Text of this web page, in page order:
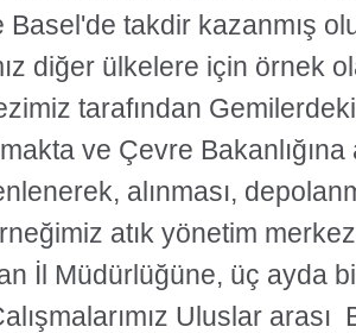
Basel'de takdir kazanmış
diğer ülkelere için örnek
tarafından
ve Çevre
alınması,
atık yönetim
İl Müdürlüğüne, üç ayda
Uluslar